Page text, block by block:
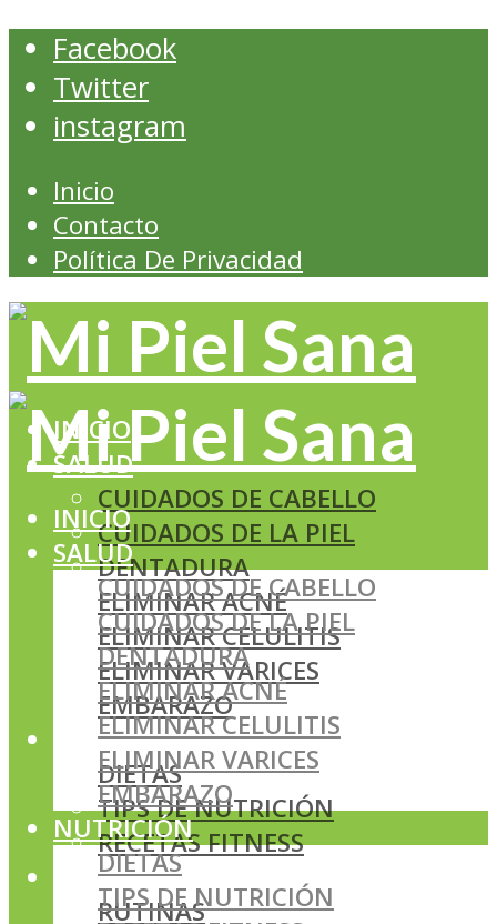
Facebook
Twitter
instagram
Inicio
Contacto
Política De Privacidad
INICIO
SALUD
CUIDADOS DE CABELLO
CUIDADOS DE LA PIEL
DENTADURA
ELIMINAR ACNÉ
ELIMINAR CELULITIS
ELIMINAR VARICES
EMBARAZO
NUTRICIÓN
DIETAS
TIPS DE NUTRICIÓN
RECETAS FITNESS
GYM
RUTINAS
INICIO
SALUD
CUIDADOS DE CABELLO
CUIDADOS DE LA PIEL
DENTADURA
ELIMINAR ACNÉ
ELIMINAR CELULITIS
ELIMINAR VARICES
EMBARAZO
NUTRICIÓN
DIETAS
TIPS DE NUTRICIÓN